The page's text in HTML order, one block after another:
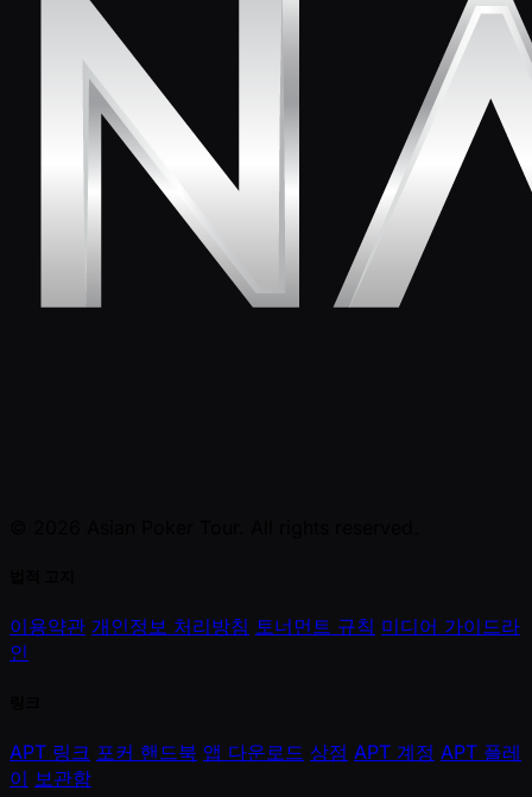
이용약관 개인정보 처리방침 토너먼트 규칙 미디어 가이드라
인
APT 링크 포커 핸드북 앱 다운로드 상점 APT 계정 APT 플레
이 보관함